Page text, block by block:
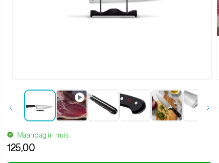
Maandag in huis
Translation missing: nl.products.product.regular_price
125,00